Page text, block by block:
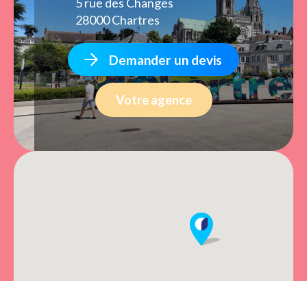
28000 Chartres
Demander un devis
Votre agence